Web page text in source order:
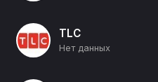
TLC
Нет данных